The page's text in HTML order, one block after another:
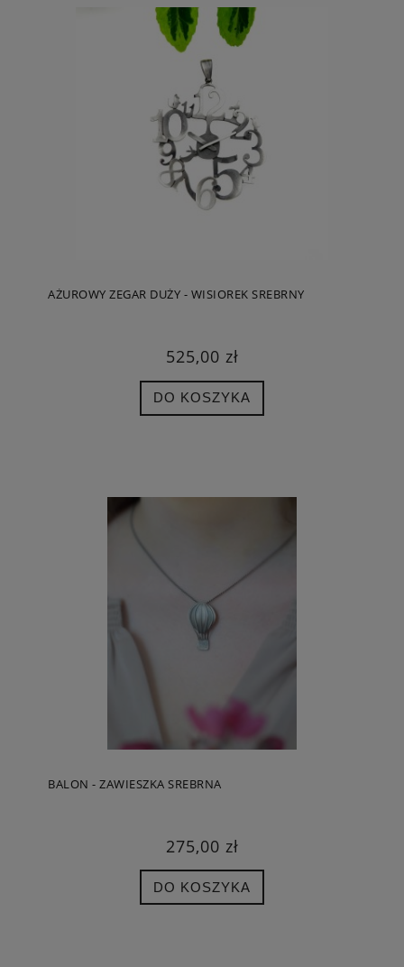
AŻUROWY ZEGAR DUŻY - WISIOREK SREBRNY
525,00 zł
DO KOSZYKA
BALON - ZAWIESZKA SREBRNA
275,00 zł
DO KOSZYKA